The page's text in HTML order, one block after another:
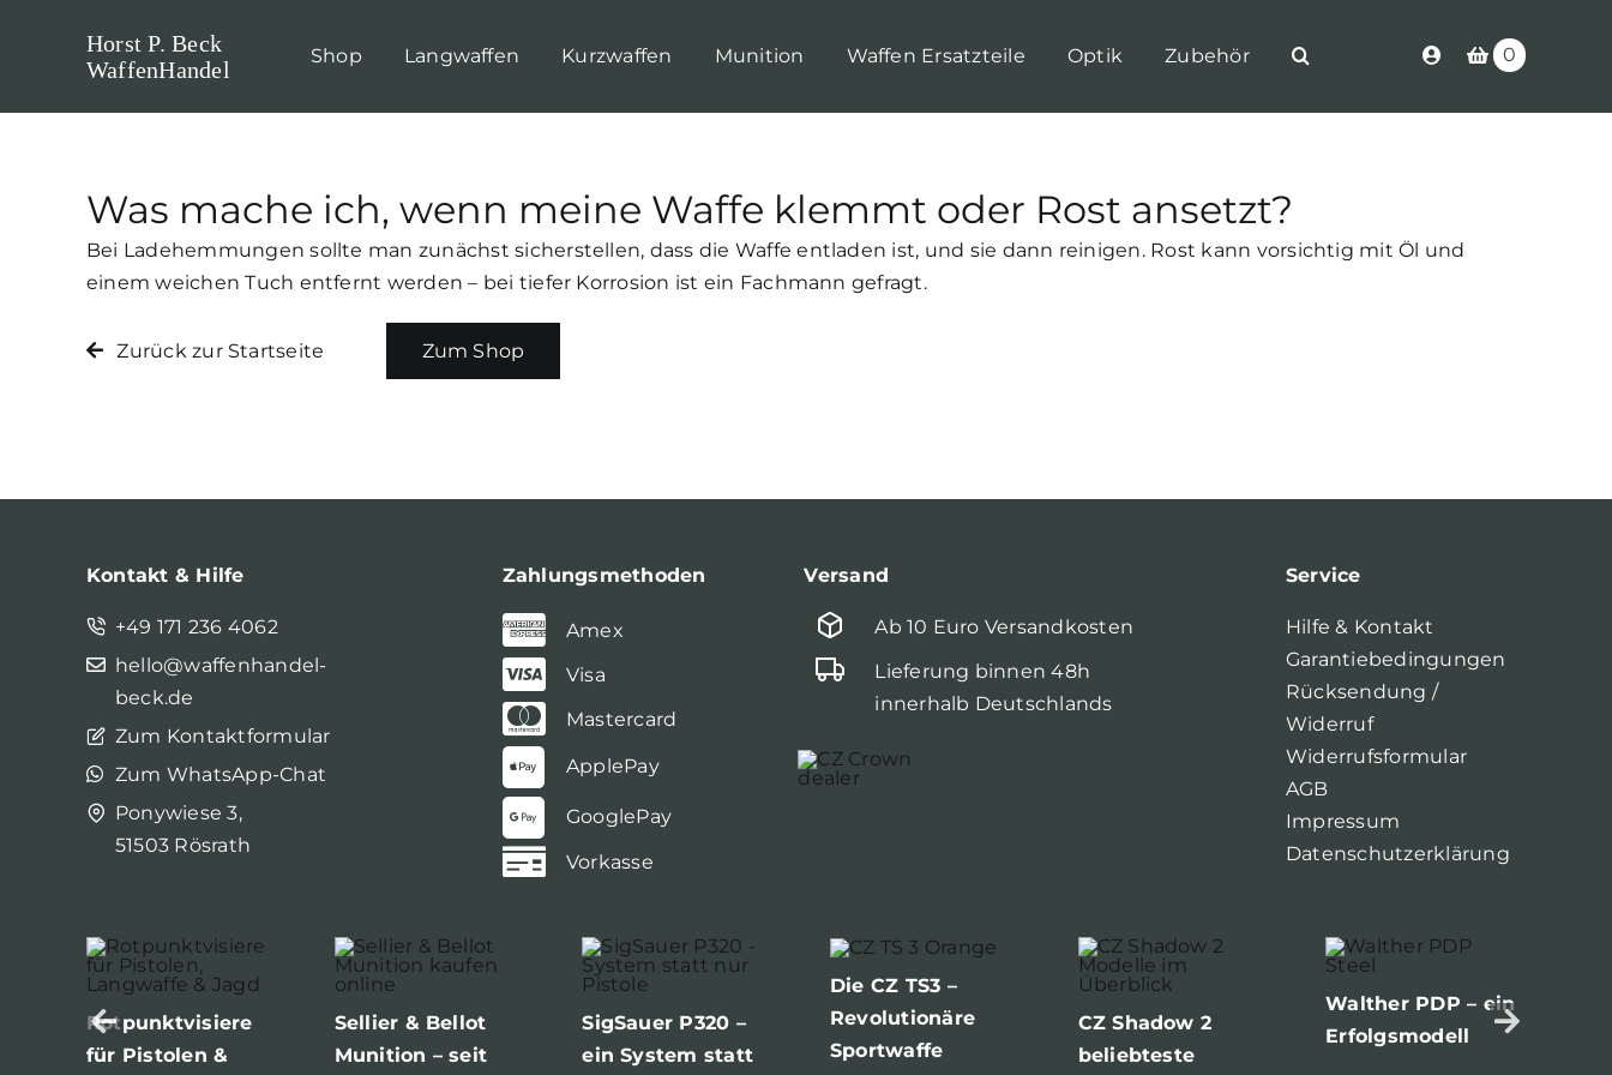
Horst P. Beck
WaffenHandel
Shop Langwaffen Kurzwaffen Munition Waffen Ersatzteile Optik Zubehör 0
Was mache ich, wenn meine Waffe klemmt oder Rost ansetzt?
Bei Ladehemmungen sollte man zunächst sicherstellen, dass die Waffe entladen ist, und sie dann reinigen. Rost kann vorsichtig mit Öl und
einem weichen Tuch entfernt werden – bei tiefer Korrosion ist ein Fachmann gefragt.
Zurück zur Startseite Zum Shop
Kontakt & Hilfe
+49 171 236 4062
hello@waffenhandel-
beck.de
Zum Kontaktformular
Zum WhatsApp-Chat
Ponywiese 3,
51503 Rösrath
Zahlungsmethoden
Amex
Visa
Mastercard
ApplePay
GooglePay
Vorkasse
Versand
Ab 10 Euro Versandkosten
Lieferung binnen 48h
innerhalb Deutschlands
Service
Hilfe & Kontakt
Garantiebedingungen
Rücksendung /
Widerruf
Widerrufsformular
AGB
Impressum
Datenschutzerklärung
Rotpunktvisiere
für Pistolen &
Sellier & Bellot
Munition – seit
SigSauer P320 –
ein System statt
Die CZ TS3 –
Revolutionäre
Sportwaffe
CZ Shadow 2
beliebteste
Walther PDP – ein
Erfolgsmodell